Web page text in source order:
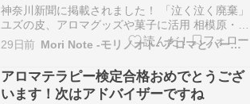
神奈川新聞に掲載されました！ 「泣く泣く廃棄」
ユズの皮、アロマグッズや菓子に活用 相模原・藤
野地区 | カナロコ by 神奈川新聞相模原市緑区・
藤野地区の特産ユズで加工品を製造した際、廃棄
される果皮を有効活用する取り組みが進んでい
る。果皮に残る香りや風味を生かしたアロマグッ
ズや…
29日前 Mori Note -モリノオト- アロマとハーブのスクール
アロマテラピー検定合格おめでとうござ
います！次はアドバイザーですね